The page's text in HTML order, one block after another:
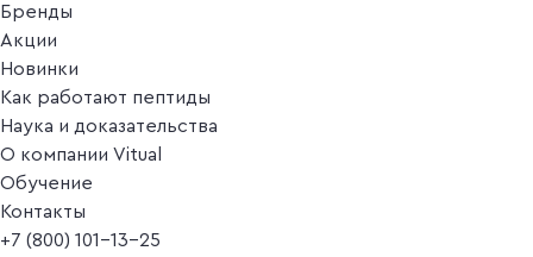
Бренды
Акции
Новинки
Как работают пептиды
Наука и доказательства
О компании Vitual
Обучение
Контакты
+7 (800) 101-13-25